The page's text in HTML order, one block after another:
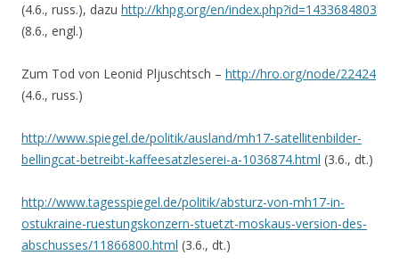
(4.6., russ.), dazu http://khpg.org/en/index.php?id=1433684803
(8.6., engl.)
Zum Tod von Leonid Pljuschtsch – http://hro.org/node/22424
(4.6., russ.)
http://www.spiegel.de/politik/ausland/mh17-satellitenbilder-
bellingcat-betreibt-kaffeesatzleserei-a-1036874.html (3.6., dt.)
http://www.tagesspiegel.de/politik/absturz-von-mh17-in-
ostukraine-ruestungskonzern-stuetzt-moskaus-version-des-
abschusses/11866800.html (3.6., dt.)